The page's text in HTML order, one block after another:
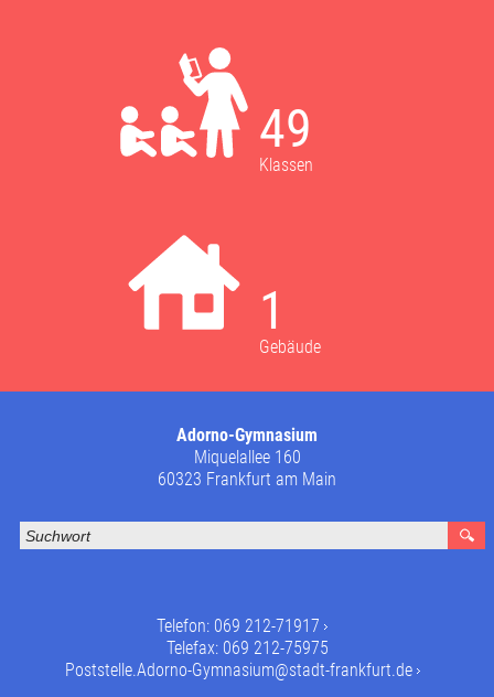
49
Klassen
1
Gebäude
Adorno-Gymnasium
Miquelallee 160
60323 Frankfurt am Main
Telefon: 069 212-71917
Telefax: 069 212-75975
Poststelle.Adorno-Gymnasium@stadt-frankfurt.de